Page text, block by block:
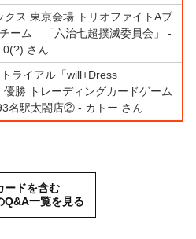
クス 東京会場 トリオファイトAブ
ーム 「六治七超撲滅委員会」 -
さん
ライアル「will+Dress
勝 トレーディングカードゲーム
名駅太閤店② - カトー さん
ードを含む
Q&A一覧を見る